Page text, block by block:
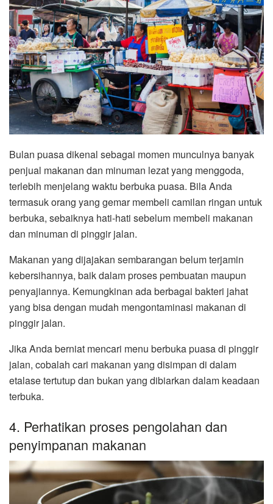
Bulan puasa dikenal sebagai momen munculnya banyak
penjual makanan dan minuman lezat yang menggoda,
terlebih menjelang waktu berbuka puasa. Bila Anda
termasuk orang yang gemar membeli camilan ringan untuk
berbuka, sebaiknya hati-hati sebelum membeli makanan
dan minuman di pinggir jalan.
Makanan yang dijajakan sembarangan belum terjamin
kebersihannya, baik dalam proses pembuatan maupun
penyajiannya. Kemungkinan ada berbagai bakteri jahat
yang bisa dengan mudah mengontaminasi makanan di
pinggir jalan.
Jika Anda berniat mencari menu berbuka puasa di pinggir
jalan, cobalah cari makanan yang disimpan di dalam
etalase tertutup dan bukan yang dibiarkan dalam keadaan
terbuka.
4. Perhatikan proses pengolahan dan
penyimpanan makanan